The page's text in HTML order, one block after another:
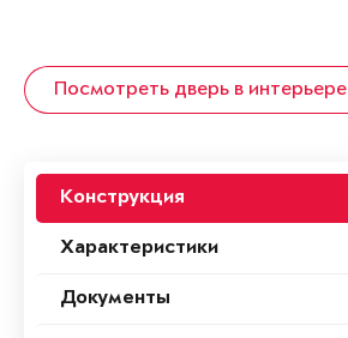
Посмотреть дверь в интерьере
Конструкция
Характеристики
Документы